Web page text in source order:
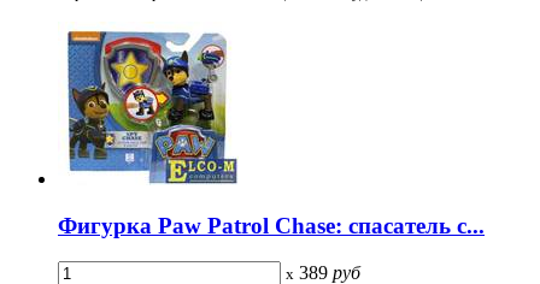
Фигурка Paw Patrol Chase: спасатель с...
x 389 руб